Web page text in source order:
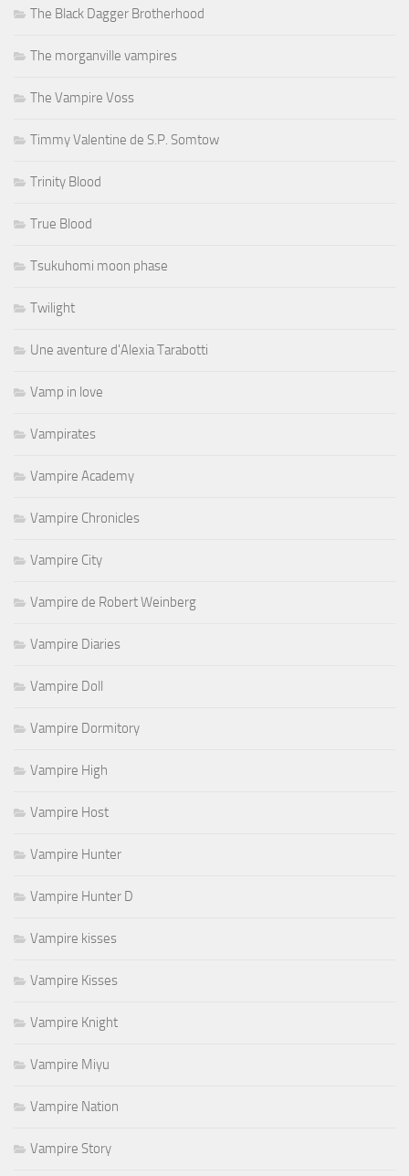
The Black Dagger Brotherhood
The morganville vampires
The Vampire Voss
Timmy Valentine de S.P. Somtow
Trinity Blood
True Blood
Tsukuhomi moon phase
Twilight
Une aventure d'Alexia Tarabotti
Vamp in love
Vampirates
Vampire Academy
Vampire Chronicles
Vampire City
Vampire de Robert Weinberg
Vampire Diaries
Vampire Doll
Vampire Dormitory
Vampire High
Vampire Host
Vampire Hunter
Vampire Hunter D
Vampire kisses
Vampire Kisses
Vampire Knight
Vampire Miyu
Vampire Nation
Vampire Story